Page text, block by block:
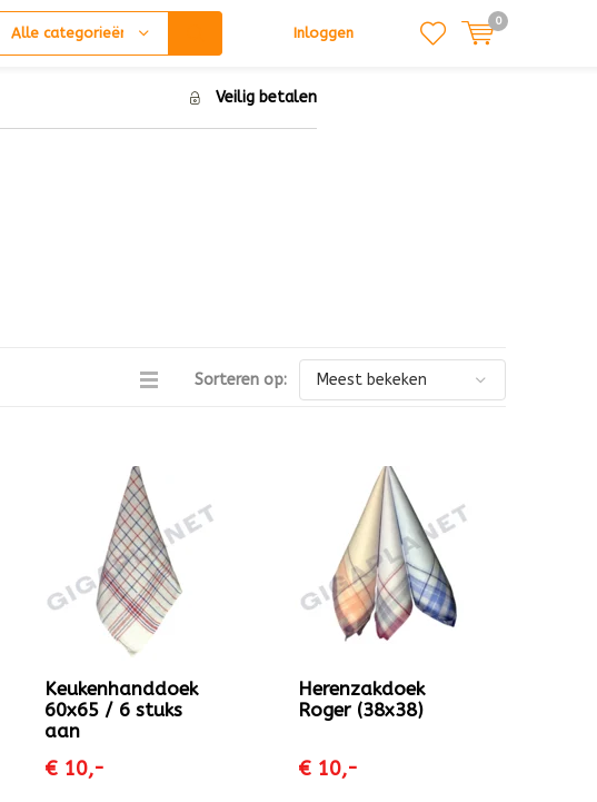
Alle categorieën Inloggen
0
Veilig betalen
Sorteren op:
Keukenhanddoek
60x65 / 6 stuks
aan
€ 10,-
Herenzakdoek
Roger (38x38)
€ 10,-